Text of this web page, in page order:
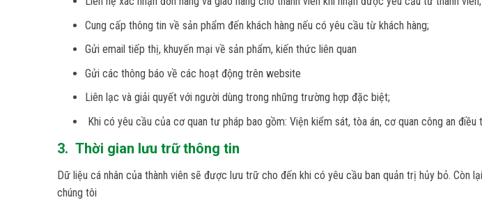
Cung cấp thông tin về sản phẩm đến khách hàng nếu có yêu cầu từ khách hàng;
Gửi email tiếp thị, khuyến mại về sản phẩm, kiến thức liên quan
Gửi các thông báo về các hoạt động trên website
Liên lạc và giải quyết với người dùng trong những trường hợp đặc biệt;
Khi có yêu cầu của cơ quan tư pháp bao gồm: Viện kiểm sát, tòa án, cơ quan công an
3. Thời gian lưu trữ thông tin
Dữ liệu cá nhân của thành viên sẽ được lưu trữ cho đến khi có yêu cầu ban quản trị hủy bỏ.
chúng tôi